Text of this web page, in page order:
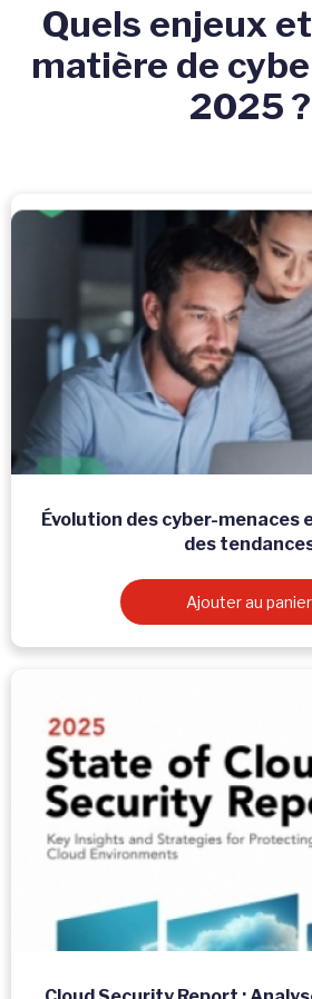
Quels enjeux
matière de
2025 ?
Évolution des cyber-menaces
des
Ajouter au panier